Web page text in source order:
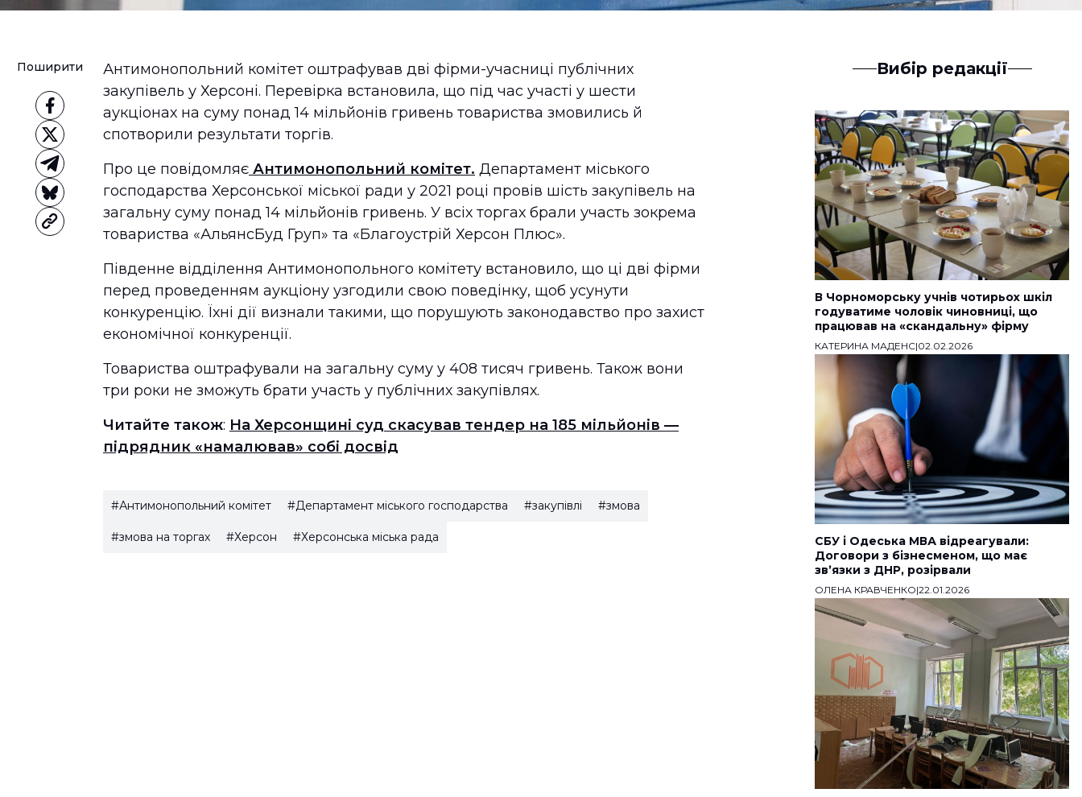
Поширити
Антимонопольний комітет оштрафував дві фірми-учасниці публічних
закупівель у Херсоні. Перевірка встановила, що під час участі у шести
аукціонах на суму понад 14 мільйонів гривень товариства змовились й
спотворили результати торгів.
Про це повідомляє Антимонопольний комітет. Департамент міського
господарства Херсонської міської ради у 2021 році провів шість закупівель на
загальну суму понад 14 мільйонів гривень. У всіх торгах брали участь зокрема
товариства «АльянсБуд Груп» та «Благоустрій Херсон Плюс».
Південне відділення Антимонопольного комітету встановило, що ці дві фірми
перед проведенням аукціону узгодили свою поведінку, щоб усунути
конкуренцію. Їхні дії визнали такими, що порушують законодавство про захист
економічної конкуренції.
Товариства оштрафували на загальну суму у 408 тисяч гривень. Також вони
три роки не зможуть брати участь у публічних закупівлях.
Читайте також: На Херсонщині суд скасував тендер на 185 мільйонів —
підрядник «намалював» собі досвід
#Антимонопольний комітет #Департамент міського господарства #закупівлі #змова
#змова на торгах #Херсон #Херсонська міська рада
Вибір редакції
В Чорноморську учнів чотирьох шкіл
годуватиме чоловік чиновниці, що
працював на «скандальну» фірму
КАТЕРИНА МАДЕНС|02.02.2026
СБУ і Одеська МВА відреагували:
Договори з бізнесменом, що має
звʼязки з ДНР, розірвали
ОЛЕНА КРАВЧЕНКО|22.01.2026